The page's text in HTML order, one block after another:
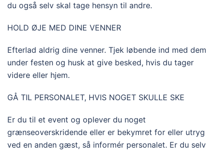
du også selv skal tage hensyn til andre.
HOLD ØJE MED DINE VENNER
Efterlad aldrig dine venner. Tjek løbende ind med dem
under festen og husk at give besked, hvis du tager
videre eller hjem.
GÅ TIL PERSONALET, HVIS NOGET SKULLE SKE
Er du til et event og oplever du noget
grænseoverskridende eller er bekymret for eller utryg
ved en anden gæst, så informér personalet. Er du selv